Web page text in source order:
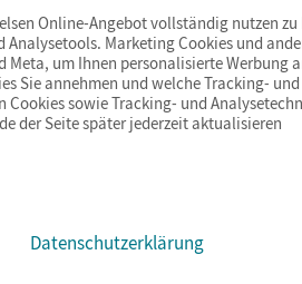
Cookies & Co.
Online-Angebot vollständig nutzen
Analysetools. Marketing Cookies und
Meta, um Ihnen personalisierte Werbung
Sie annehmen und welche Tracking-
Cookies sowie Tracking- und
der Seite später jederzeit aktualisieren
Datenschutzerklärung